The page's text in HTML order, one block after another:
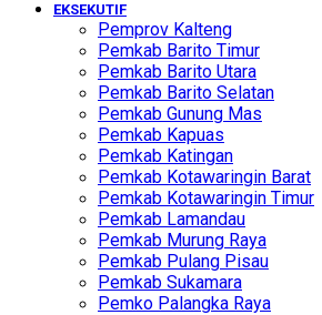
EKSEKUTIF
Pemprov Kalteng
Pemkab Barito Timur
Pemkab Barito Utara
Pemkab Barito Selatan
Pemkab Gunung Mas
Pemkab Kapuas
Pemkab Katingan
Pemkab Kotawaringin Barat
Pemkab Kotawaringin Timur
Pemkab Lamandau
Pemkab Murung Raya
Pemkab Pulang Pisau
Pemkab Sukamara
Pemko Palangka Raya